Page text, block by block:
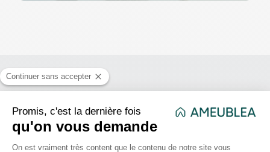
Nos projets
réalisés